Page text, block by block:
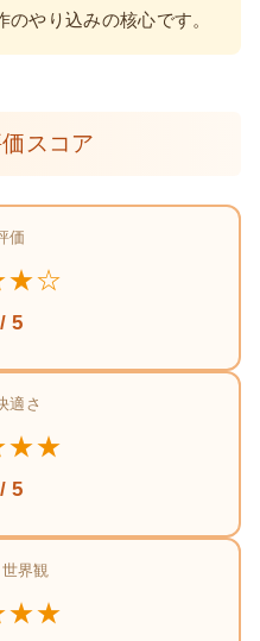
やり込みの核心です。
スコア
価
5
適さ
5
界観